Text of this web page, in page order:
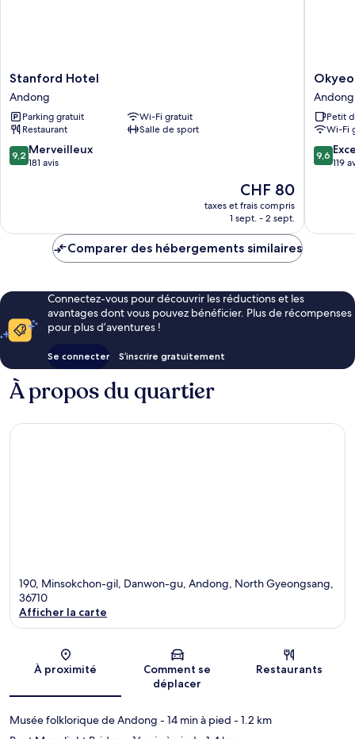
Stanford
Hotel
Andong
Stanford Hotel
Andong
Parking gratuit
Wi-Fi gratuit
Restaurant
Salle de sport
9.2
sur
9,2 Merveilleux
181 avis
Le
nouveau
prix
de
CHF 80
taxes et frais compris
1 sept. - 2 sept.
Okyeon
pavilion
Andong
Andong
Petit
Wi-Fi
9.6
sur
9,6
119
Comparer des hébergements similaires
Connectez-vous pour découvrir les réductions et les
avantages dont vous pouvez bénéficier. Plus de récompenses
pour plus d’aventures !
Se connecter S’inscrire gratuitement
À propos du quartier
190, Minsokchon-gil, Danwon-gu, Andong, North Gyeongsang,
36710
Afficher la carte
À proximité
Comment se
déplacer
Restaurants
Musée folklorique de Andong - 14 min à pied - 1.2 km